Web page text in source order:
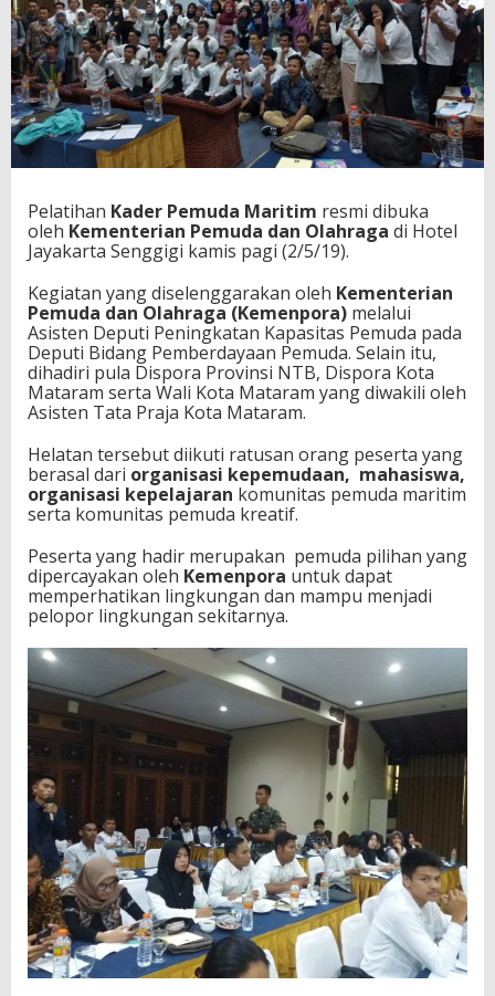
s
P
e
m
b
a
n
u
a
n
N
B
Pelatihan Kader Pemuda Maritim resmi dibuka
oleh Kementerian Pemuda dan Olahraga di Hotel
Jayakarta Senggigi kamis pagi (2/5/19).
Kegiatan yang diselenggarakan oleh Kementerian
Pemuda dan Olahraga (Kemenpora) melalui
Asisten Deputi Peningkatan Kapasitas Pemuda pada
Deputi Bidang Pemberdayaan Pemuda. Selain itu,
dihadiri pula Dispora Provinsi NTB, Dispora Kota
Mataram serta Wali Kota Mataram yang diwakili oleh
Asisten Tata Praja Kota Mataram.
Helatan tersebut diikuti ratusan orang peserta yang
berasal dari organisasi kepemudaan, mahasiswa,
organisasi kepelajaran komunitas pemuda maritim
serta komunitas pemuda kreatif.
Peserta yang hadir merupakan pemuda pilihan yang
dipercayakan oleh Kemenpora untuk dapat
memperhatikan lingkungan dan mampu menjadi
pelopor lingkungan sekitarnya.